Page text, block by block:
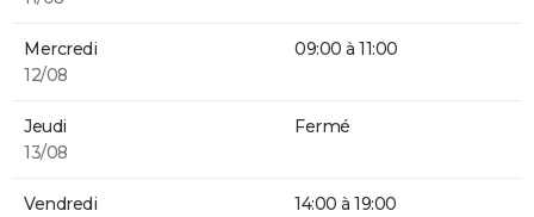
Mercredi
12/08
09:00 à 11:00
Jeudi
13/08
Fermé
Vendredi
14:00 à 19:00